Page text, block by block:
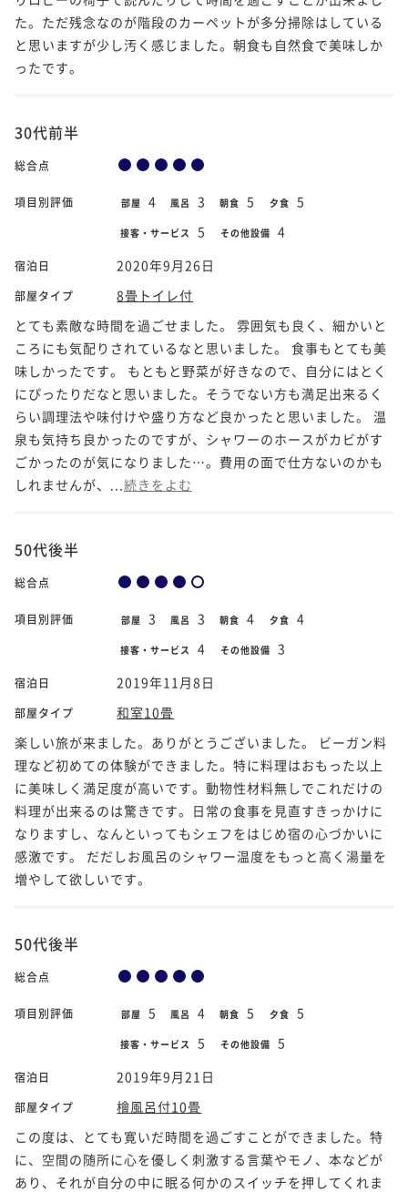
た。ただ残念なのが階段のカーペットが多分掃除はしている
と思いますが少し汚く感じました。朝食も自然食で美味しか
ったです。
30代前半
総合点
項目別評価 部屋 4 風呂 3 朝食 5 夕食 5
接客・サービス 5 その他設備 4
宿泊日 2020年9月26日
部屋タイプ
8畳トイレ付
とても素敵な時間を過ごせました。 雰囲気も良く、細かいと
ころにも気配りされているなと思いました。 食事もとても美
味しかったです。 もともと野菜が好きなので、自分にはとく
にぴったりだなと思いました。そうでない方も満足出来るく
らい調理法や味付けや盛り方など良かったと思いました。 温
泉も気持ち良かったのですが、シャワーのホースがカビがす
ごかったのが気になりました…。費用の面で仕方ないのかも
しれませんが、... 続きをよむ
50代後半
総合点
項目別評価 部屋 3 風呂 3 朝食 4 夕食 4
接客・サービス 4 その他設備 3
宿泊日 2019年11月8日
部屋タイプ
和室10畳
楽しい旅が来ました。ありがとうございました。 ビーガン料
理など初めての体験ができました。特に料理はおもった以上
に美味しく満足度が高いです。動物性材料無しでこれだけの
料理が出来るのは驚きです。日常の食事を見直すきっかけに
なりますし、なんといってもシェフをはじめ宿の心づかいに
感激です。 だだしお風呂のシャワー温度をもっと高く湯量を
増やして欲しいです。
50代後半
総合点
項目別評価 部屋 5 風呂 4 朝食 5 夕食 5
接客・サービス 5 その他設備 5
宿泊日 2019年9月21日
部屋タイプ
檜風呂付10畳
この度は、とても寛いだ時間を過ごすことができました。特
に、空間の随所に心を優しく刺激する言葉やモノ、本などが
あり、それが自分の中に眠る何かのスイッチを押してくれま